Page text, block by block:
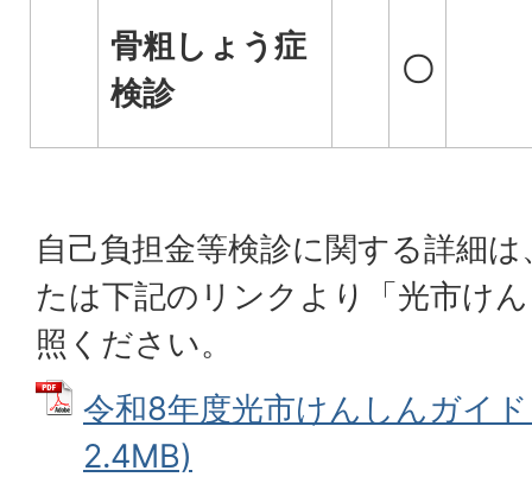
骨粗しょう症
検診
〇
自己負担金等検診に関する詳細
たは下記のリンクより「光市け
照ください。
令和8年度光市けんしんガイ
2.4MB)